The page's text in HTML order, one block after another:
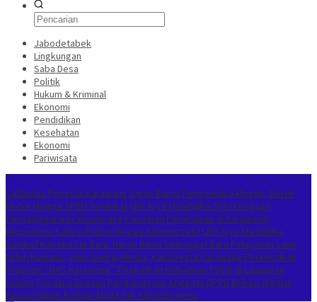
Jabodetabek
Lingkungan
Saba Desa
Politik
Hukum & Kriminal
Ekonomi
Pendidikan
Kesehatan
Ekonomi
Pariwisata
Satlantas Polresta Karawang Sigap Bantu Pengendara Mogok, Derek
Motor Hingga SPBU Terdekat LBH Arya Mandalika Sorot Dugaan
Penyalahgunaan Wewenang Perizinan Perumahan di Karawang,
Berpotensi Sanksi Pidana hingga Administratif LBH Arya Mandalika
Sambut Kapolresta Baru: Harap Bawa Semangat Baru Pelayanan yang
Lebih Humanis Jalin Sinergi Media, Kapolresta Karawang Perkenalkan
Program “GAS Karawang” Tingkatkan Kehadiran Polisi di Lapangan
Sidang Perdana Dugaan Penganiayaan Anggota DPRD Bekasi Digelar,
Kuasa Hukum Korban Minta Tak Ada Intervensi